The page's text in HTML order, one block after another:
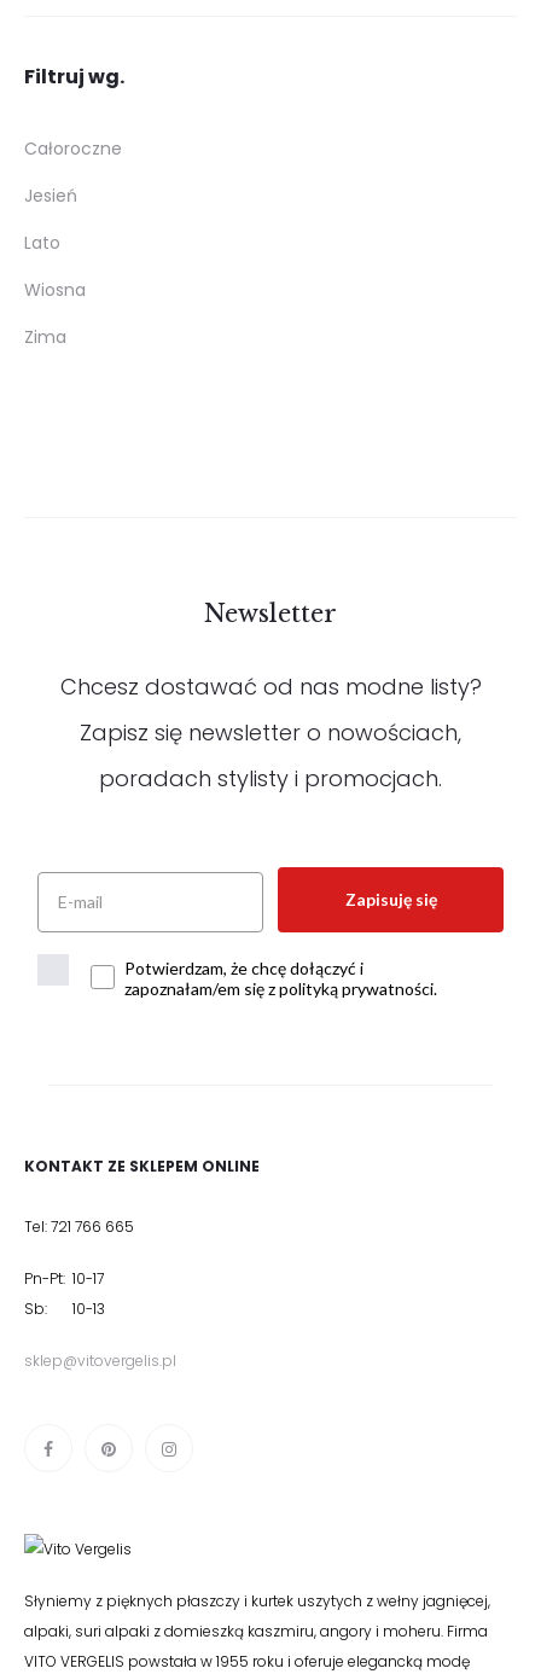
Filtruj wg.
Całoroczne
Jesień
Lato
Wiosna
Zima
Newsletter
Chcesz dostawać od nas modne listy?
Zapisz się newsletter o nowościach,
poradach stylisty i promocjach.
Zapisuję się
Potwierdzam, że chcę dołączyć i
zapoznałam/em się z polityką prywatności.
KONTAKT ZE SKLEPEM ONLINE
Tel: 721 766 665
Pn-Pt: 10-17
Sb: 10-13
sklep@vitovergelis.pl
Słyniemy z pięknych płaszczy i kurtek uszytych z wełny jagnięcej,
alpaki, suri alpaki z domieszką kaszmiru, angory i moheru. Firma
VITO VERGELIS powstała w 1955 roku i oferuje elegancką modę